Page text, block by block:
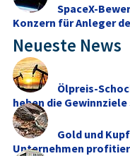
SpaceX-
Konzern für Anleger
Neueste News
Ölpreis-
heben die
Gold und
Unternehmen